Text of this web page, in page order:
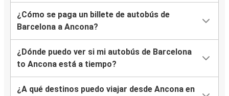
¿Cómo se paga un billete de autobús de
Barcelona a Ancona?
¿Dónde puedo ver si mi autobús de Barcelona
to Ancona está a tiempo?
¿A qué destinos puedo viajar desde Ancona en